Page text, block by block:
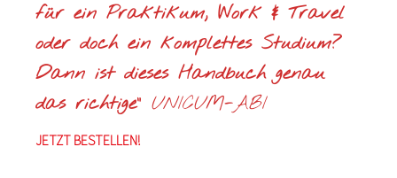
für ein Praktikum, Work & Travel
oder doch ein komplettes Studium?
Dann ist dieses Handbuch genau
das richtige“UNICUM-ABI
JETZT BESTELLEN!